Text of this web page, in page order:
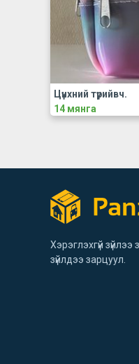
Цүнхний түрийвч.
14 мянга
Хэрэглэхгүй
зүйлдээ зарцуул.